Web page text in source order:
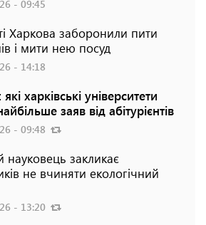
- 09:45
Харкова заборонили пити
і мити нею посуд
- 14:18
харківські університети
заяв від абітурієнтів
- 09:48
науковець закликає
не вчиняти екологічний
- 13:20